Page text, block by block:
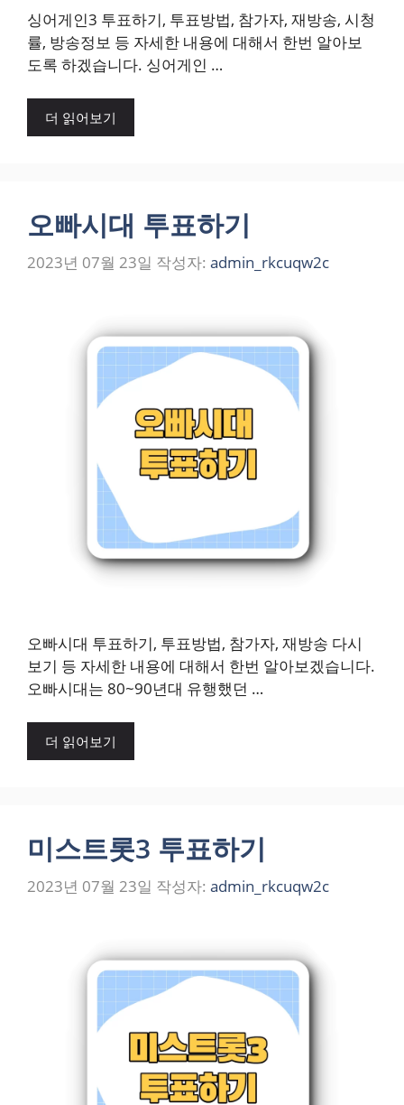
싱어게인3 투표하기, 투표방법, 참가자, 재방송, 시청
률, 방송정보 등 자세한 내용에 대해서 한번 알아보
도록 하겠습니다. 싱어게인 …
더 읽어보기
오빠시대 투표하기
2023년 07월 23일 작성자: admin_rkcuqw2c
오빠시대 투표하기, 투표방법, 참가자, 재방송 다시
보기 등 자세한 내용에 대해서 한번 알아보겠습니다.
오빠시대는 80~90년대 유행했던 …
더 읽어보기
미스트롯3 투표하기
2023년 07월 23일 작성자: admin_rkcuqw2c